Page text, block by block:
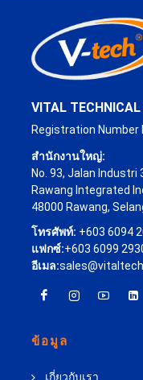
VITAL
Registration Number
สำนักงานใหญ่:
No. 93, Jalan Industri
Rawang Integrated
48000 Rawang,
โทรศัพท์: +603 6094
แฟกซ์:+603 6099
อีเมล:
ข้อมูล
เกี่ยวกับเรา